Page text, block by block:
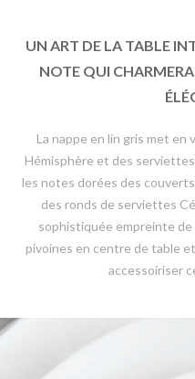
UN ART DE LA TABLE
NOTE QUI
La nappe en lin gris met en
Hémisphère et des
les notes dorées des
des ronds de serviettes
sophistiquée empreinte
pivoines en centre de table
accessoiriser